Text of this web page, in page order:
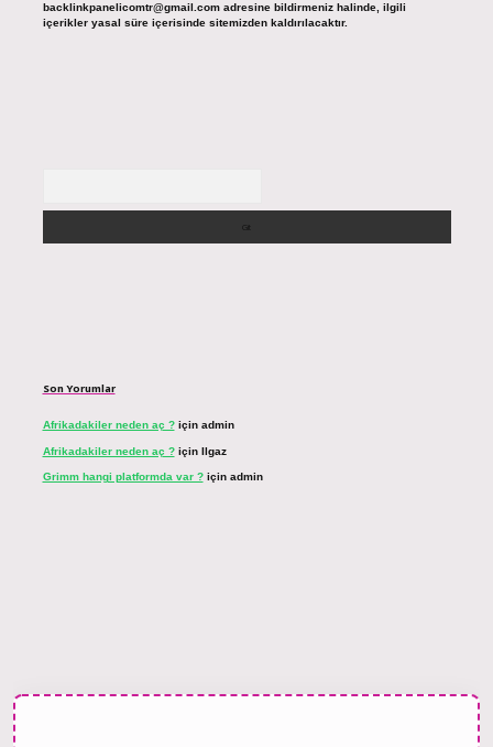
backlinkpanelicomtr@gmail.comadresine bildirmeniz halinde, ilgili
içerikler yasal süre içerisinde sitemizden kaldırılacaktır.
Son Yorumlar
Afrikadakiler neden aç ?için admin
Afrikadakiler neden aç ?için Ilgaz
Grimm hangi platformda var ?için admin